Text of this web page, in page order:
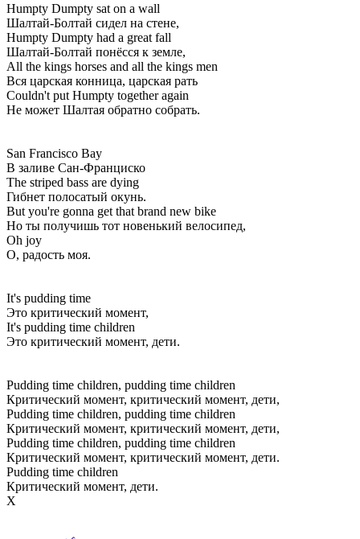
Humpty Dumpty sat on a wall
Шалтай-Болтай сидел на стене,
Humpty Dumpty had a great fall
Шалтай-Болтай понёсся к земле,
All the kings horses and all the kings men
Вся царская конница, царская рать
Couldn't put Humpty together again
Не может Шалтая обратно собрать.
San Francisco Bay
В заливе Сан-Франциско
The striped bass are dying
Гибнет полосатый окунь.
But you're gonna get that brand new bike
Но ты получишь тот новенький велосипед,
Oh joy
О, радость моя.
It's pudding time
Это критический момент,
It's pudding time children
Это критический момент, дети.
Pudding time children, pudding time children
Критический момент, критический момент, дети,
Pudding time children, pudding time children
Критический момент, критический момент, дети,
Pudding time children, pudding time children
Критический момент, критический момент, дети.
Pudding time children
Критический момент, дети.
Х